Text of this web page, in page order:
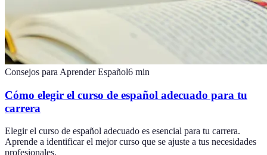
Consejos para Aprender Español6 min
Cómo elegir el curso de español adecuado para tu
carrera
Elegir el curso de español adecuado es esencial para tu carrera.
Aprende a identificar el mejor curso que se ajuste a tus necesidades
profesionales.